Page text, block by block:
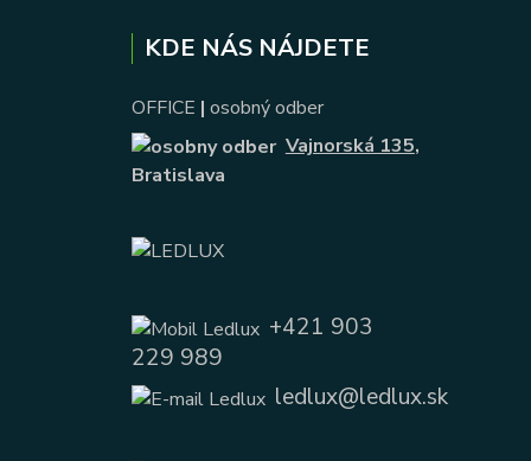
KDE NÁS NÁJDETE
OFFICE | osobný odber
Vajnorská 135,
Bratislava
+421 903
229 989
ledlux@ledlux.sk